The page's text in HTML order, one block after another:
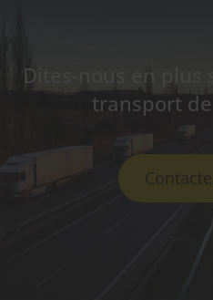
Dites-nous en plus
transport